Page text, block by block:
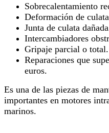
Sobrecalentamiento
Deformación de
Junta de culata
Intercambiadores
Gripaje parcial o total.
Reparaciones que
euros.
Es una de las piezas de
importantes en motores
marinos.